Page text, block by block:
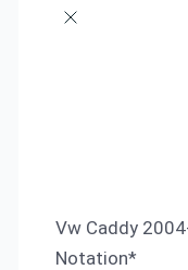
Vw Caddy
Notation*